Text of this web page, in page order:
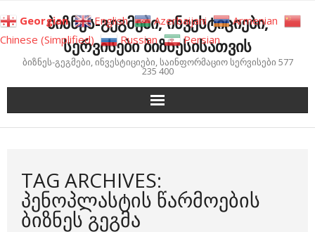
to
content
ბიზნეს-გეგმები, ინვესტიციები,
სერვისები ბიზნესისათვის
ბიზნეს-გეგმები, ინვესტიციები, საინფორმაციო სერვისები 577
235 400
TAG ARCHIVES:
ᲞᲔᲜᲝᲞᲚᲐᲡᲢᲘᲡ ᲬᲐᲠᲛᲝᲔᲑᲘᲡ
ᲑᲘᲖᲜᲔᲡ ᲒᲔᲒᲛᲐ
Georgian English Azerbaijani
Armenian
Chinese (Simplified)
Russian Persian